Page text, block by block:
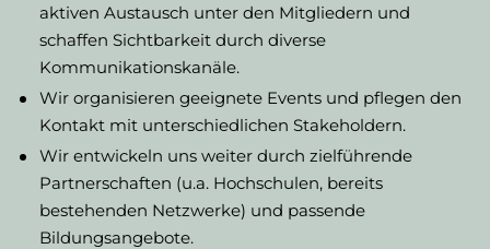
aktiven Austausch unter den Mitgliedern und
schaffen Sichtbarkeit durch diverse
Kommunikationskanäle.
Wir organisieren geeignete Events und pflegen den
Kontakt mit unterschiedlichen Stakeholdern.
Wir entwickeln uns weiter durch zielführende
Partnerschaften (u.a. Hochschulen, bereits
bestehenden Netzwerke) und passende
Bildungsangebote.